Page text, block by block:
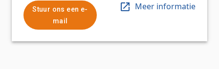
Stuur ons een e-
mail
Meer informatie